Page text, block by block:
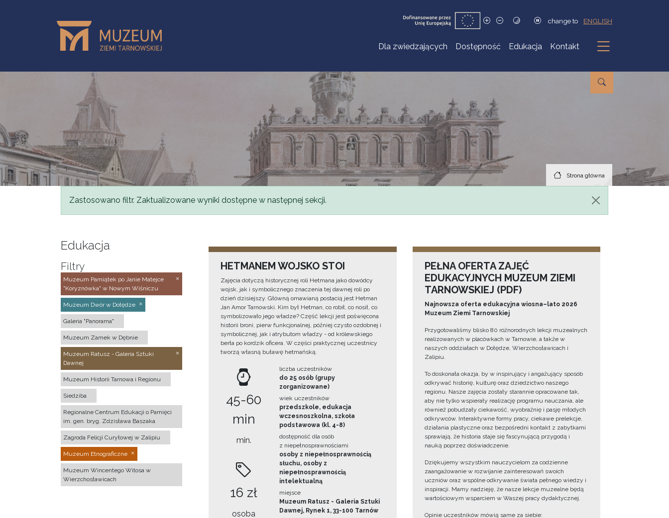
change to ENGLISH
Dla zwiedzających Dostępność Edukacja Kontakt
Podmenu
Strona główna
Komunikat
Zastosowano filtr. Zaktualizowane wyniki dostępne w następnej sekcji.
Edukacja
Filtry
Muzeum Pamiątek po Janie Matejce
"Koryznówka" w Nowym Wiśniczu
Muzeum Dwór w Dołędze
Galeria "Panorama"
Muzeum Zamek w Dębnie
Muzeum Ratusz - Galeria Sztuki
Dawnej
Muzeum Historii Tarnowa i Regionu
Siedziba
Regionalne Centrum Edukacji o Pamięci
im. gen. bryg. Zdzisława Baszaka
Zagroda Felicji Curyłowej w Zalipiu
Muzeum Etnograficzne
Muzeum Wincentego Witosa w
Wierzchosławicach
HETMANEM WOJSKO STOI
Zajęcia dotyczą historycznej roli Hetmana jako dowódcy
wojsk, jak i symbolicznego znaczenia tej dawnej roli po
dzień dzisiejszy. Główną omawianą postacią jest Hetman
Jan Amor Tarnowski. Kim był Hetman, co robił, co nosił, co
symbolizowało jego władze? Część lekcji jest poświęcona
historii broni, pierw funkcjonalnej, później czysto ozdobnej i
symbolicznej, jak i atrybutom władzy - od królewskiego
berła po kordzik oficera. W części praktycznej uczestnicy
tworzą własną buławę hetmańską.
45-60
min
min.
16 zł
osoba
liczba uczestników
do 25 osób (grupy
zorganizowane)
wiek uczestników
przedszkole, edukacja
wczesnoszkolna, szkoła
podstawowa (kl. 4-8)
dostępność dla osób
z niepełnosprawnościami
osoby z niepełnosprawnością
słuchu, osoby z
niepełnosprawnością
intelektualną
miejsce
Muzeum Ratusz - Galeria Sztuki
Dawnej, Rynek 1, 33-100 Tarnów
PEŁNA OFERTA ZAJĘĆ
EDUKACYJNYCH MUZEUM ZIEMI
TARNOWSKIEJ (PDF)
Najnowsza oferta edukacyjna wiosna–lato 2026
Muzeum Ziemi Tarnowskiej
Przygotowaliśmy blisko 80 różnorodnych lekcji muzealnych
realizowanych w placówkach w Tarnowie, a także w
naszych oddziałach w Dołędze, Wierzchosławicach i
Zalipiu.
To doskonała okazja, by w inspirujący i angażujący sposób
odkrywać historię, kulturę oraz dziedzictwo naszego
regionu. Nasze zajęcia zostały starannie opracowane tak,
aby nie tylko wspierały realizację programu nauczania, ale
również pobudzały ciekawość, wyobraźnię i pasję młodych
odkrywców. Interaktywne formy pracy, ciekawe prelekcje,
działania plastyczne oraz bezpośredni kontakt z zabytkami
sprawiają, że historia staje się fascynującą przygodą i
nauką poprzez doświadczenie.
Dziękujemy wszystkim nauczycielom za codzienne
zaangażowanie w rozwijanie zainteresowań swoich
uczniów oraz wspólne odkrywanie świata pełnego wiedzy i
inspiracji. Mamy nadzieję, że nasze lekcje muzealne będą
wartościowym wsparciem w Waszej pracy dydaktycznej.
Opinie uczestników mówią same za siebie: